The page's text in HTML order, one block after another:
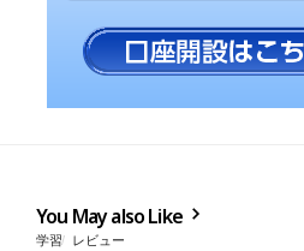
You May also Like
学習 レビュー